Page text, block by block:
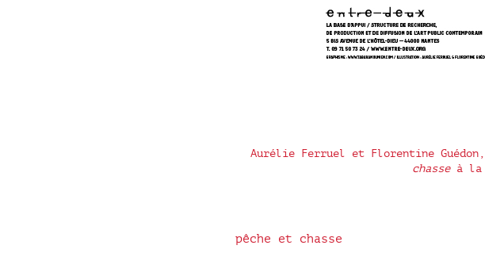
Aurélie Ferruel et Florentine
chasseà la
pêche et chasse